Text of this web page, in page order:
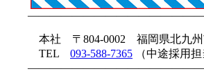
本社 〒804-0002 福岡県北九州
TEL 093-588-7365 （中途採用担